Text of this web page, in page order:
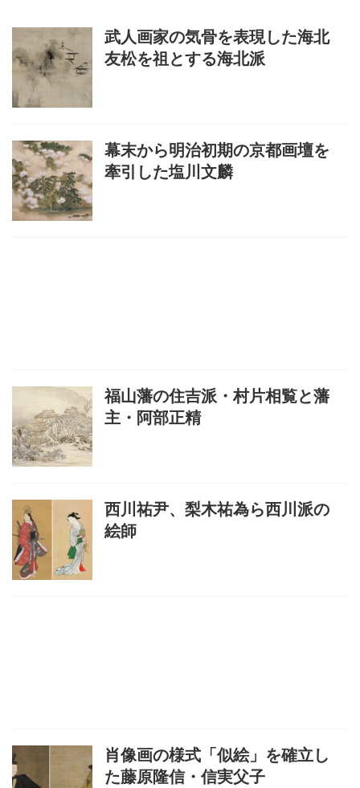
武人画家の気骨を表現した海北
友松を祖とする海北派
幕末から明治初期の京都画壇を
牽引した塩川文麟
福山藩の住吉派・村片相覧と藩
主・阿部正精
西川祐尹、梨木祐為ら西川派の
絵師
肖像画の様式「似絵」を確立し
た藤原隆信・信実父子